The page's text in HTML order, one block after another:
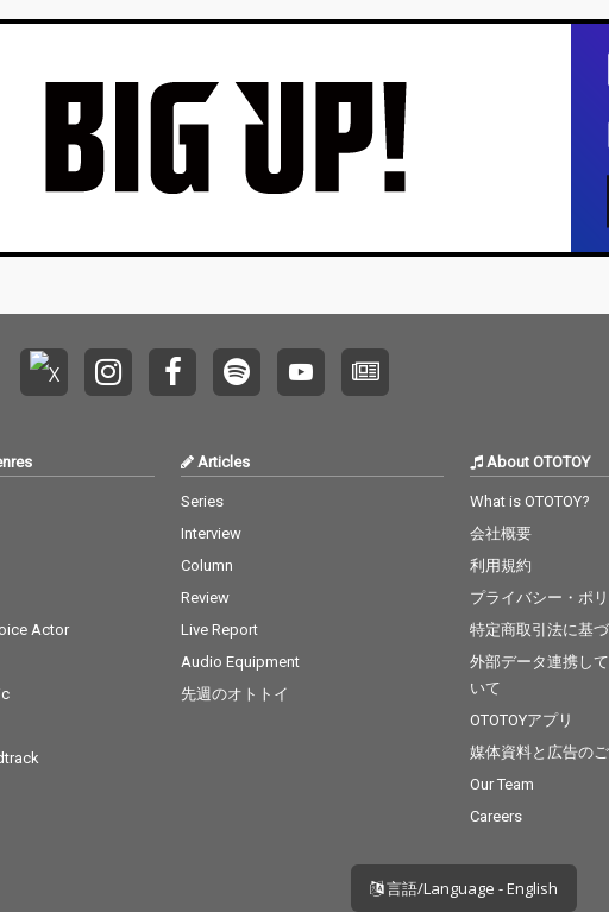
Actor
Articles
Series
Interview
Column
Review
Live Report
Audio Equipment
先週のオトトイ
About OTOTOY
What is OTOTOY?
会社概要
利用規約
プライバシー・ポ
特定商取引法に基
外部データ連携し
いて
OTOTOYアプリ
媒体資料と広告の
Our Team
Careers
言語/Language - English